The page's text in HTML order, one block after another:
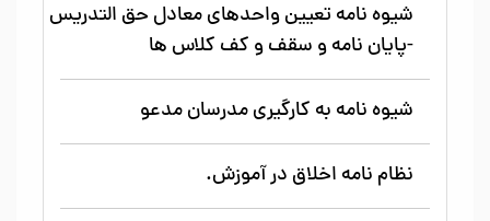
شیوه نامه تعیین واحدهای معادل حق التدریس
-پایان نامه و سقف و کف کلاس ها
شیوه نامه به کارگیری مدرسان مدعو
نظام نامه اخلاق در آموزش.